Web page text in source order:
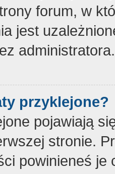
forum, w
jest
administratora.
przyklejone?
pojawiają
stronie.
powinieneś je